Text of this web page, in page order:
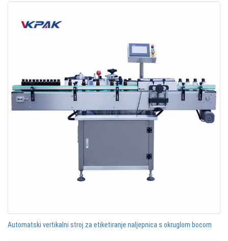
Automatski vertikalni stroj za etiketiranje naljepnica s okruglom bocom